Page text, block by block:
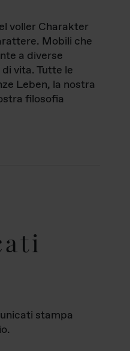
voller Charakter
Mobili che
a diverse
vita. Tutte le
Leben, la nostra
filosofia
stampa